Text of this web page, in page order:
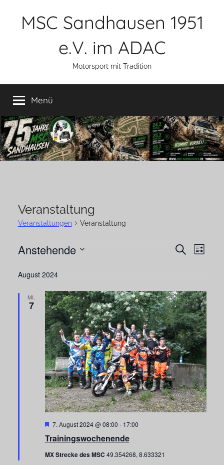
MSC Sandhausen 1951
e.V. im ADAC
Motorsport mit Tradition
Menü
Veranstaltung
Veranstaltungen Veranstaltung
Veranstaltungen Suche
Liste
Anstehende
wählen.
August 2024
MI.
7
Trainingswochenende
Hervorgehoben
7. August 2024 @ 08:00 - 17:00
MX Strecke des MSC 49.354268, 8.633321